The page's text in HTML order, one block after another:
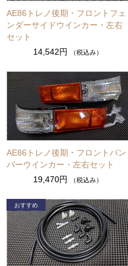
AE86トレノ後期・フロントフェ
ンダーサイドウインカー・左右
セット
14,542円
（税込み）
AE86トレノ後期・フロントバン
パーウインカー・左右セット
19,470円
（税込み）